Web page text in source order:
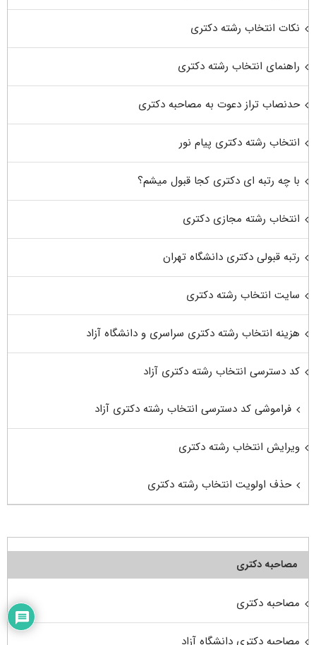
نکات انتخاب رشته دکتری
راهنمای انتخاب رشته دکتری
حدنصاب تراز دعوت به مصاحبه دکتری
انتخاب رشته دکتری پیام نور
با چه رتبه ای دکتری کجا قبول میشم؟
انتخاب رشته مجازی دکتری
رتبه قبولی دکتری دانشگاه تهران
سایت انتخاب رشته دکتری
هزینه انتخاب رشته دکتری سراسری و دانشگاه آزاد
کد دسترسی انتخاب رشته دکتری آزاد
فراموشی کد دسترسی انتخاب رشته دکتری آزاد
ویرایش انتخاب رشته دکتری
حذف اولویت انتخاب رشته دکتری
مصاحبه دکتری
مصاحبه دکتری
مصاحبه دکتری دانشگاه آزاد